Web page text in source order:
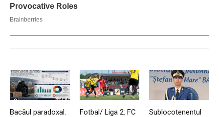
Bacăul paradoxal:
Fotbal/ Liga 2: FC
Sublocotenentul